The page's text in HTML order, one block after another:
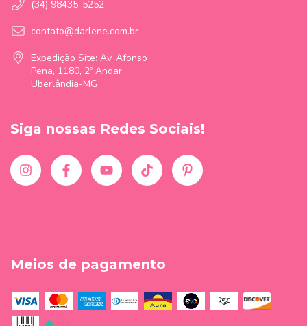
(34) 98435-5252
contato@darlene.com.br
Expedição Site: Av. Afonso
Pena, 1180, 2º Andar,
Uberlândia-MG
Siga nossas Redes Sociais!
Meios de pagamento